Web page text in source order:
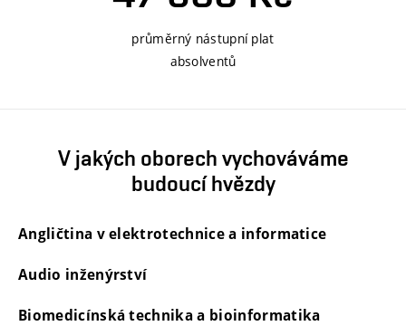
průměrný nástupní plat
absolventů
V jakých oborech vychováváme
budoucí hvězdy
Angličtina v elektrotechnice a informatice
Audio inženýrství
Biomedicínská technika a bioinformatika